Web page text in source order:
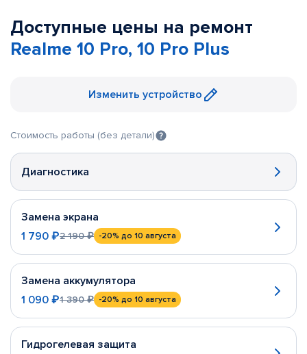
Доступные цены на ремонт
Realme 10 Pro, 10 Pro Plus
Изменить устройство
Стоимость работы (без детали)
Диагностика
Замена экрана
1 790 ₽2 190 ₽ -20% до 10 августа
Замена аккумулятора
1 090 ₽1 390 ₽ -20% до 10 августа
Гидрогелевая защита